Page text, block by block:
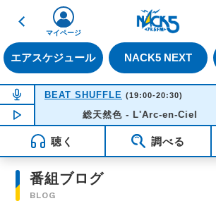
戻る
エアスケジュール NACK5 NEXT
マイページ
NOW ON AIR
BEAT SHUFFLE (19:00-20:30)
NOW PLAYING19:15
総天然色 - L'Arc-en-Ciel
聴く 調べる
番組ブログ
BLOG